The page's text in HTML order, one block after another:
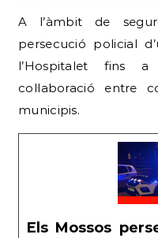
A l’àmbit de
persecució policial
l’Hospitalet fins
col·laboració entre
municipis.
Els Mossos